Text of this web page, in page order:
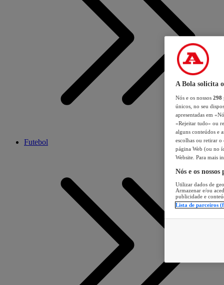
Futebol
A Bola solicita
Nós e os nossos 298
únicos, no seu
apresentadas em
«Rejeitar tudo» ou
alguns conteúdos e
escolhas ou retirar
página Web (ou no
Website. Para mais
Nós e os
Utilizar dados de
Armazenar e/ou
publicidade e
Lista de parceiros